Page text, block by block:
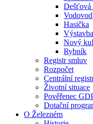
Dešťová
Vodovod
Hasička
Nový
Rybník
Registr smluv
Rozpočet
Centrální
Životní situace
Pověřenec
Dotační
O Železném